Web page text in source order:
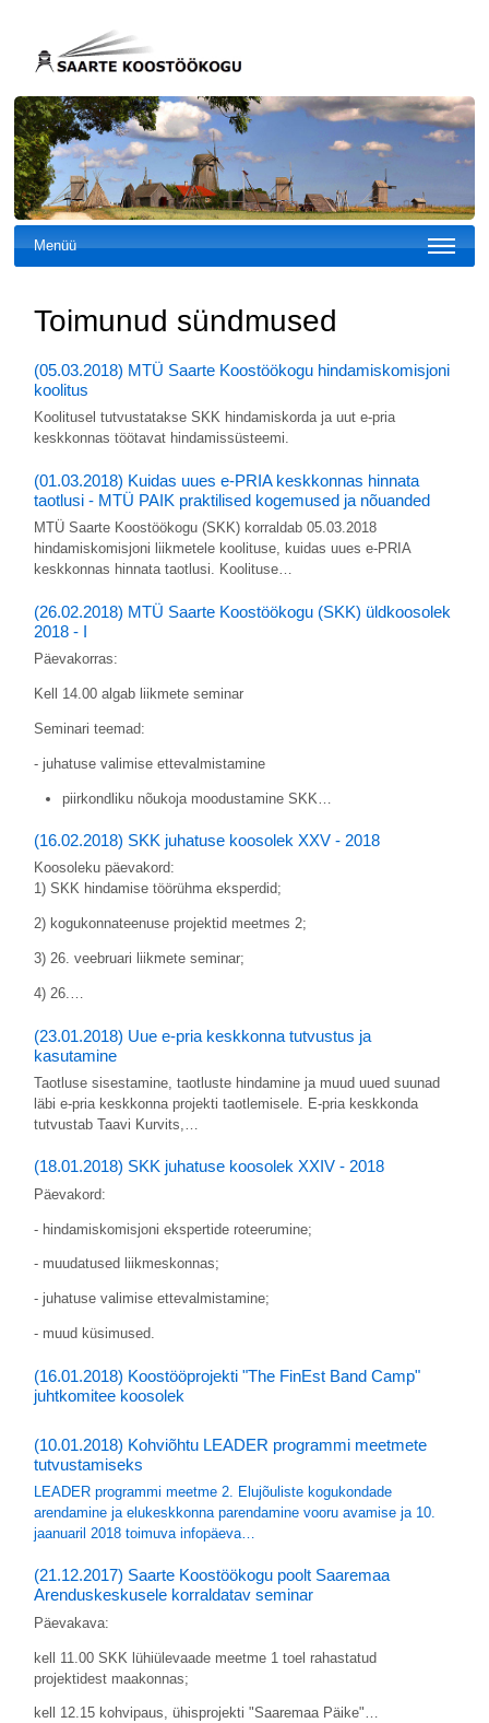
Menüü
Toimunud sündmused
(05.03.2018) MTÜ Saarte Koostöökogu hindamiskomisjoni
koolitus
Koolitusel tutvustatakse SKK hindamiskorda ja uut e-pria
keskkonnas töötavat hindamissüsteemi.
(01.03.2018) Kuidas uues e-PRIA keskkonnas hinnata
taotlusi - MTÜ PAIK praktilised kogemused ja nõuanded
MTÜ Saarte Koostöökogu (SKK) korraldab 05.03.2018
hindamiskomisjoni liikmetele koolituse, kuidas uues e-PRIA
keskkonnas hinnata taotlusi. Koolituse…
(26.02.2018) MTÜ Saarte Koostöökogu (SKK) üldkoosolek
2018 - I
Päevakorras:
Kell 14.00 algab liikmete seminar
Seminari teemad:
- juhatuse valimise ettevalmistamine
piirkondliku nõukoja moodustamine SKK…
(16.02.2018) SKK juhatuse koosolek XXV - 2018
Koosoleku päevakord:
1) SKK hindamise töörühma eksperdid;
2) kogukonnateenuse projektid meetmes 2;
3) 26. veebruari liikmete seminar;
4) 26.…
(23.01.2018) Uue e-pria keskkonna tutvustus ja
kasutamine
Taotluse sisestamine, taotluste hindamine ja muud uued suunad
läbi e-pria keskkonna projekti taotlemisele. E-pria keskkonda
tutvustab Taavi Kurvits,…
(18.01.2018) SKK juhatuse koosolek XXIV - 2018
Päevakord:
- hindamiskomisjoni ekspertide roteerumine;
- muudatused liikmeskonnas;
- juhatuse valimise ettevalmistamine;
- muud küsimused.
(16.01.2018) Koostööprojekti "The FinEst Band Camp"
juhtkomitee koosolek
(10.01.2018) Kohviõhtu LEADER programmi meetmete
tutvustamiseks
LEADER programmi meetme 2. Elujõuliste kogukondade
arendamine ja elukeskkonna parendamine vooru avamise ja 10.
jaanuaril 2018 toimuva infopäeva…
(21.12.2017) Saarte Koostöökogu poolt Saaremaa
Arenduskeskusele korraldatav seminar
Päevakava:
kell 11.00 SKK lühiülevaade meetme 1 toel rahastatud
projektidest maakonnas;
kell 12.15 kohvipaus, ühisprojekti "Saaremaa Päike"…